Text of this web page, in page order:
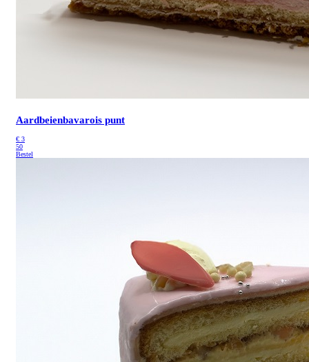
Aardbeienbavarois punt
€ 3
50
Bestel